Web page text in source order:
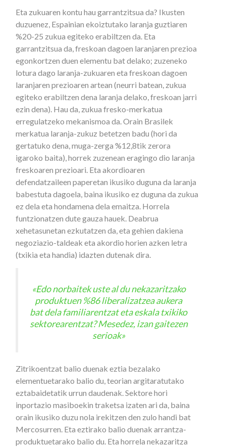
Eta zukuaren kontu hau garrantzitsua da? Ikusten
duzuenez, Espainian ekoiztutako laranja guztiaren
%20-25 zukua egiteko erabiltzen da. Eta
garrantzitsua da, freskoan dagoen laranjaren prezioa
egonkortzen duen elementu bat delako; zuzeneko
lotura dago laranja-zukuaren eta freskoan dagoen
laranjaren prezioaren artean (neurri batean, zukua
egiteko erabiltzen dena laranja delako, freskoan jarri
ezin dena). Hau da, zukua fresko-merkatua
erregulatzeko mekanismoa da. Orain Brasilek
merkatua laranja-zukuz betetzen badu (hori da
gertatuko dena, muga-zerga %12,8tik zerora
igaroko baita), horrek zuzenean eragingo dio laranja
freskoaren prezioari. Eta akordioaren
defendatzaileen paperetan ikusiko duguna da laranja
babestuta dagoela, baina ikusiko ez duguna da zukua
ez dela eta hondamena dela emaitza. Horrela
funtzionatzen dute gauza hauek. Deabrua
xehetasunetan ezkutatzen da, eta gehien dakiena
negoziazio-taldeak eta akordio horien azken letra
(txikia eta handia) idazten dutenak dira.
«Edo norbaitek uste al du nekazaritzako
produktuen %86 liberalizatzea aukera
bat dela familiarentzat eta eskala txikiko
sektorearentzat? Mesedez, izan gaitezen
serioak»
Zitrikoentzat balio duenak eztia bezalako
elementuetarako balio du, teorian argitaratutako
eztabaidetatik urrun daudenak. Sektore hori
inportazio masiboekin traketsa izaten ari da, baina
orain ikusiko duzu nola irekitzen den zulo handi bat
Mercosurren. Eta eztirako balio duenak arrantza-
produktuetarako balio du. Eta horrela nekazaritza